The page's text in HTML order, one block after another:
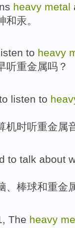
heavy metal
和汞 。
to heavy
听重金属吗？
listen to
机时听重金属
to talk about
、 棒球和重金
The heavy